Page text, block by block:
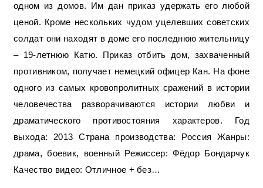
одном из домов. Им дан приказ удержать его любой
ценой. Кроме нескольких чудом уцелевших советских
солдат они находят в доме его последнюю жительницу
– 19-летнюю Катю. Приказ отбить дом, захваченный
противником, получает немецкий офицер Кан. На фоне
одного из самых кровопролитных сражений в истории
человечества разворачиваются истории любви и
драматического противостояния характеров. Год
выхода: 2013 Страна производства: Россия Жанры:
драма, боевик, военный Режиссер: Фёдор Бондарчук
Качество видео: Отличное + без…